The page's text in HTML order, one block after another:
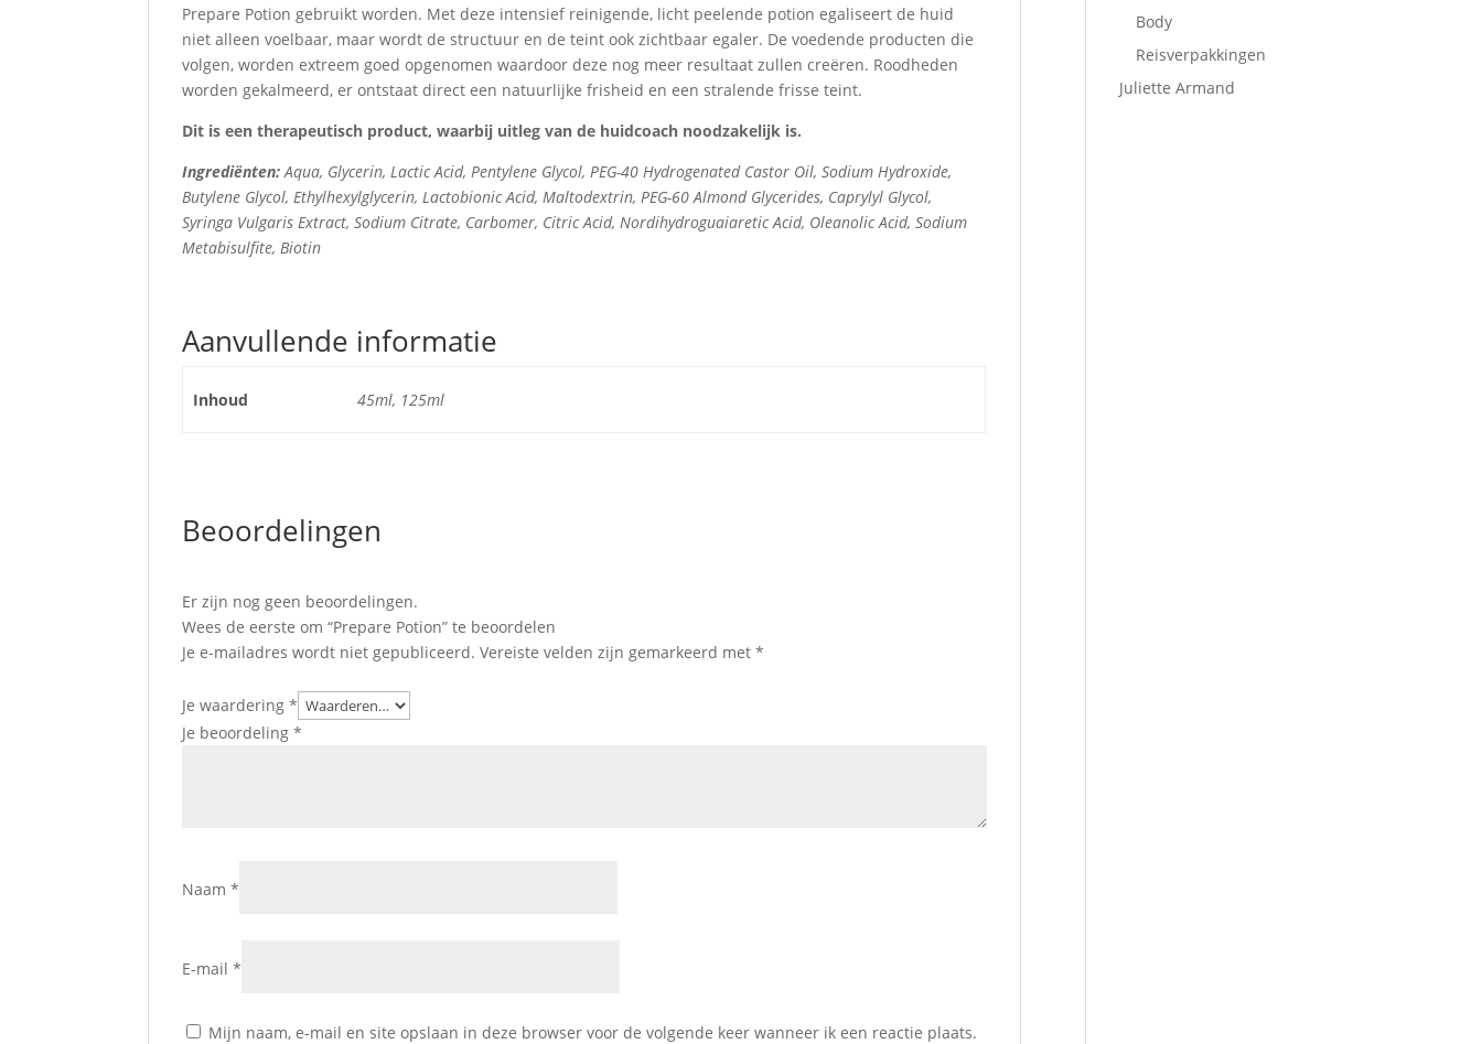
Prepare Potion gebruikt worden. Met deze intensief reinigende, licht peelende potion egaliseert de huid
niet alleen voelbaar, maar wordt de structuur en de teint ook zichtbaar egaler. De voedende producten die
volgen, worden extreem goed opgenomen waardoor deze nog meer resultaat zullen creëren. Roodheden
worden gekalmeerd, er ontstaat direct een natuurlijke frisheid en een stralende frisse teint.
Dit is een therapeutisch product, waarbij uitleg van de huidcoach noodzakelijk is.
Ingrediënten:Aqua, Glycerin, Lactic Acid, Pentylene Glycol, PEG-40 Hydrogenated Castor Oil, Sodium Hydroxide,
Butylene Glycol, Ethylhexylglycerin, Lactobionic Acid, Maltodextrin, PEG-60 Almond Glycerides, Caprylyl Glycol,
Syringa Vulgaris Extract, Sodium Citrate, Carbomer, Citric Acid, Nordihydroguaiaretic Acid, Oleanolic Acid, Sodium
Metabisulfite, Biotin
Aanvullende informatie
Inhoud 45ml, 125ml
Beoordelingen
Er zijn nog geen beoordelingen.
Wees de eerste om “Prepare Potion” te beoordelen
Je e-mailadres wordt niet gepubliceerd. Vereiste velden zijn gemarkeerd met*
Je waardering*
Je beoordeling*
Naam*
E-mail*
Mijn naam, e-mail en site opslaan in deze browser voor de volgende keer wanneer ik een reactie plaats.
Body
Reisverpakkingen
Juliette Armand